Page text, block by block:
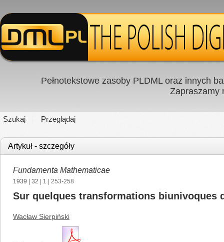
Pełnotekstowe zasoby PLDML oraz innych
Zapraszamy
Szukaj Przeglądaj
Artykuł - szczegóły
Fundamenta Mathematicae
1939 32 1 | 253-258
Sur quelques transformations biunivoques
Wacław Sierpiński